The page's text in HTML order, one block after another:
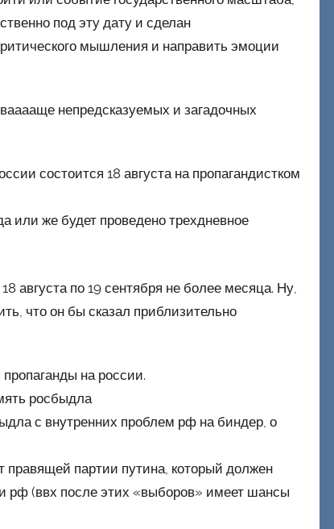
под эту дату и сделан
мышления и направить эмоции
непредсказуемых и загадочных
состоится 18 августа на пропагандистком
или же будет проведено трехдневное
августа по 19 сентября не более месяца. Ну,
что он бы сказал приблизительно
на россии.
росбыдла
с внутренних проблем рф на биндер, о
правящей партии путина, который должен
рф (ввх после этих «выборов» имеет шансы